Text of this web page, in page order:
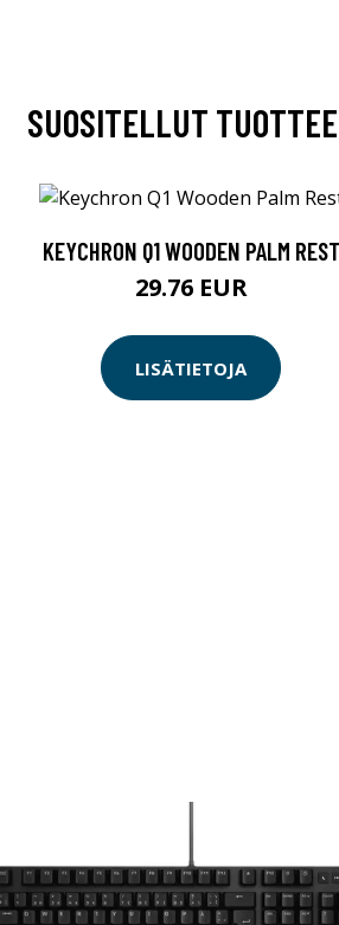
SUOSITELLUT
KEYCHRON Q1 WOODEN PALM REST
29.76 EUR
LISÄTIETOJA